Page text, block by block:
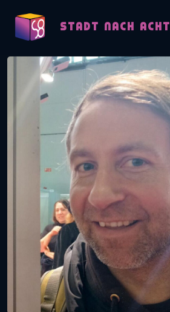
STADT NACH ACHT